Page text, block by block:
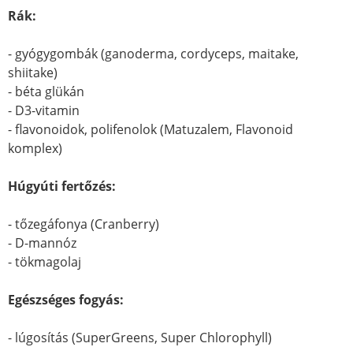
Rák:
- gyógygombák (ganoderma, cordyceps, maitake,
shiitake)
- béta glükán
- D3-vitamin
- flavonoidok, polifenolok (Matuzalem, Flavonoid
komplex)
Húgyúti fertőzés:
- tőzegáfonya (Cranberry)
- D-mannóz
- tökmagolaj
Egészséges fogyás:
- lúgosítás (SuperGreens, Super Chlorophyll)